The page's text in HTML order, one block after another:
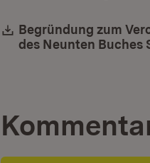
Download:
Begründung zum
des Neunten Buches